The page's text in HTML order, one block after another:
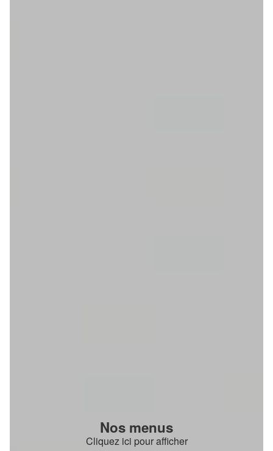
Nos menus
Cliquez ici pour afficher